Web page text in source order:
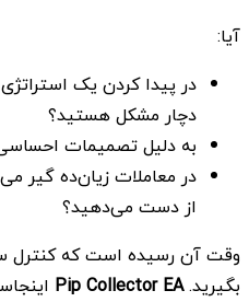
آیا:
در پیدا کردن یک
دچار مشکل هستید؟
به دلیل تصمیمات
در معاملات زیان‌ده گیر
از دست می‌دهید؟
وقت آن رسیده است که کنترل
بگیرید.Pip Collector EA